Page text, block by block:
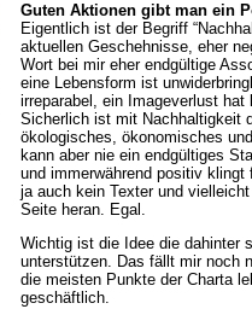
Guten Aktionen gibt man ein
Eigentlich ist der Begriff
aktuellen Geschehnisse, eher
Wort bei mir eher endgültige
eine Lebensform ist
irreparabel, ein Imageverlust
Sicherlich ist mit Nachhaltigkeit
ökologisches, ökonomisches
kann aber nie ein endgültiges
und immerwährend positiv
ja auch kein Texter und
Seite heran. Egal.
Wichtig ist die Idee die dahinter
unterstützen. Das fällt mir noch
die meisten Punkte der Charta
geschäftlich.